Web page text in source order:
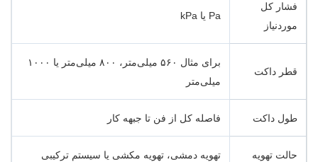
فشار کل
موردنیاز
Pa یا kPa
قطر داکت
برای مثال ۵۶۰ میلی‌متر، ۸۰۰ میلی‌متر یا ۱۰۰۰
میلی‌متر
طول داکت فاصله کل از فن تا جبهه کار
حالت تهویه تهویه دمشی، تهویه مکشی یا سیستم ترکیبی